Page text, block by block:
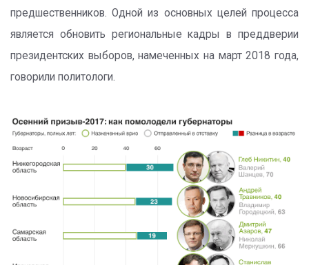
предшественников. Одной из основных целей процесса
является обновить региональные кадры в преддверии
президентских выборов, намеченных на март 2018 года,
говорили политологи.